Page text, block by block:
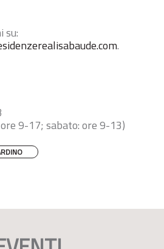
su:
.
9-17; sabato: ore 9-13)